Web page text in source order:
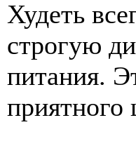
Худеть
строгую
питания.
приятного